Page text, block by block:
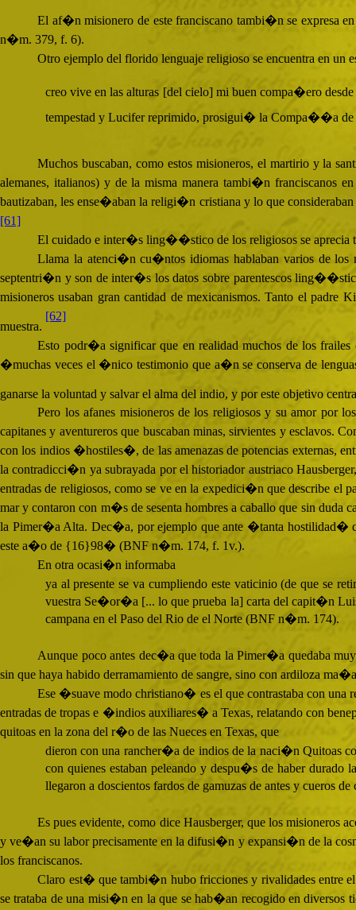
El af�n misionero de este franciscano tambi�n se expresa
n�m. 379, f. 6).
Otro ejemplo del florido lenguaje religioso se encuentra en
creo vive en las alturas [del cielo] mi buen compa�ero
tempestad y Lucifer reprimido, prosigui� la Compa��a de
Muchos buscaban, como estos misioneros, el martirio y la
alemanes, italianos) y de la misma manera tambi�n franciscanos
bautizaban, les ense�aban la religi�n cristiana y lo que
[61]
El cuidado e inter�s ling��stico de los religiosos se aprecia
Llama la atenci�n cu�ntos idiomas hablaban varios de los
septentri�n y son de inter�s los datos sobre parentescos
misioneros usaban gran cantidad de mexicanismos. Tanto el padre
muestra.
[62]
Esto podr�a significar que en realidad muchos de los
�muchas veces el �nico testimonio que a�n se conserva de
ganarse la voluntad y salvar el alma del indio, y por este objetivo
Pero los afanes misioneros de los religiosos y su amor por
capitanes y aventureros que buscaban minas, sirvientes y
con los indios �hostiles�, de las amenazas de potencias externas,
la contradicci�n ya subrayada por el historiador austriaco
entradas de religiosos, como se ve en la expedici�n que describe
mar y contaron con m�s de sesenta hombres a caballo que sin duda
la Pimer�a Alta. Dec�a, por ejemplo que ante �tanta hostilidad�
este a�o de {16}98� (BNF n�m. 174, f. 1v.).
En otra ocasi�n informaba
ya al presente se va cumpliendo este vaticinio (de que se
vuestra Se�or�a [... lo que prueba la] carta del capit�n Luis
campana en el Paso del Rio de el Norte (BNFn�m. 174).
Aunque poco antes dec�a que toda la Pimer�a quedaba
sin que haya habido derramamiento de sangre, sino con ardiloza
Ese �suave modo christiano� es el que contrastaba con
entradas de tropas e �indios auxiliares� a Texas, relatando con
quitoas en la zona del r�o de las Nueces en Texas, que
dieron con una rancher�a de indios de la naci�n Quitoas
con quienes estaban peleando y despu�s de haber
llegaron a doscientos fardos de gamuzas de antes y cueros
Es pues evidente, como dice Hausberger, que los misioneros
y ve�an su labor precisamente en la difusi�n y expansi�n de la
los franciscanos.
Claro est� que tambi�n hubo fricciones y rivalidades entre
se trataba de una misi�n en la que se hab�an recogido en diversos